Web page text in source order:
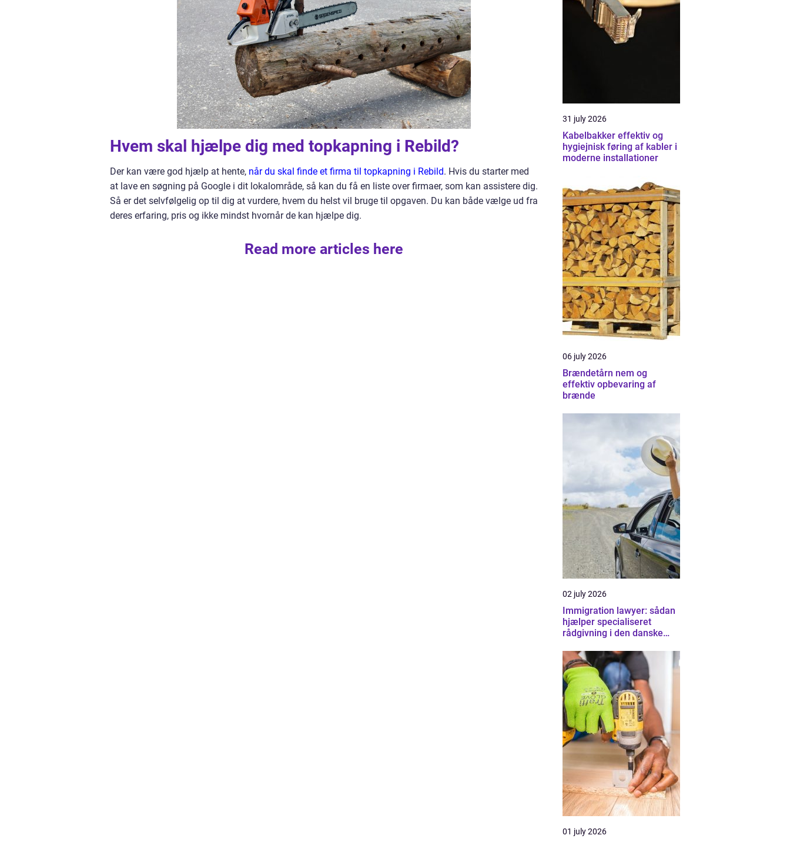
Hvem skal hjælpe dig med topkapning i Rebild?
Der kan være god hjælp at hente, når du skal finde et firma til topkapning i Rebild. Hvis du starter med
at lave en søgning på Google i dit lokalområde, så kan du få en liste over firmaer, som kan assistere dig.
Så er det selvfølgelig op til dig at vurdere, hvem du helst vil bruge til opgaven. Du kan både vælge ud fra
deres erfaring, pris og ikke mindst hvornår de kan hjælpe dig.
Read more articles here
31 july 2026
Kabelbakker effektiv og
hygiejnisk føring af kabler i
moderne installationer
06 july 2026
Brændetårn nem og
effektiv opbevaring af
brænde
02 july 2026
Immigration lawyer: sådan
hjælper specialiseret
rådgivning i den danske
01 july 2026